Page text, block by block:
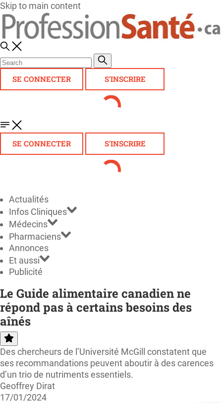
Skip to main content
SE CONNECTER S'INSCRIRE
SE CONNECTER S'INSCRIRE
Actualités
Infos Cliniques
Médecins
Pharmaciens
Annonces
Et aussi
Publicité
Le Guide alimentaire canadien ne
répond pas à certains besoins des
aînés
Des chercheurs de l’Université McGill constatent que
ses recommandations peuvent aboutir à des carences
d’un trio de nutriments essentiels.
Geoffrey Dirat
17/01/2024